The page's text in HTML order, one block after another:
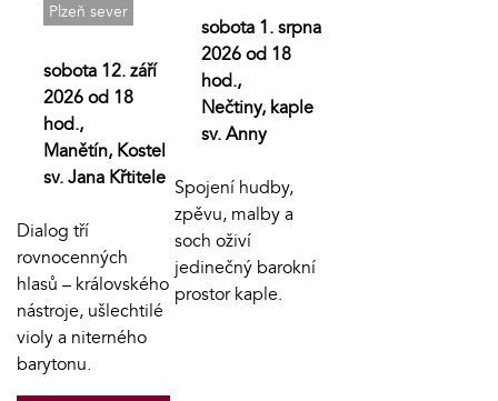
Plzeň sever
sobota 12. září
2026 od 18
hod.,
Manětín, Kostel
sv. Jana Křtitele
Dialog tří
rovnocenných
hlasů – královského
nástroje, ušlechtilé
violy a niterného
barytonu.
sobota 1. srpna
2026 od 18
hod.,
Nečtiny, kaple
sv. Anny
Spojení hudby,
zpěvu, malby a
soch oživí
jedinečný barokní
prostor kaple.